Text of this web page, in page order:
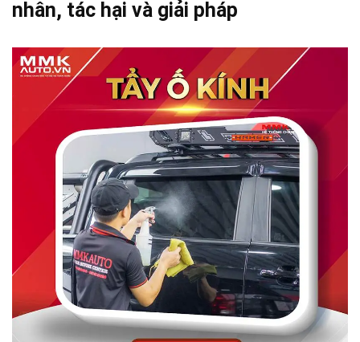
nhân, tác hại và giải pháp